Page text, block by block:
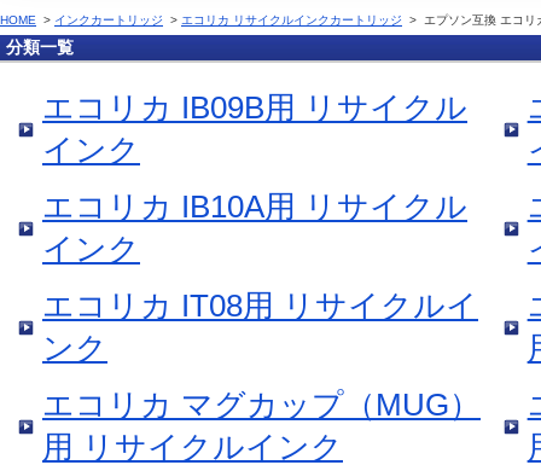
HOME > インクカートリッジ > エコリカ リサイクルインクカートリッジ > エプソン互換 エコリ
分類一覧
エコリカ IB09B用 リサイクル
インク
エコリカ IB10A用 リサイクル
インク
エコリカ IT08用 リサイクルイ
ンク
エコリカ マグカップ（MUG）
用 リサイクルインク